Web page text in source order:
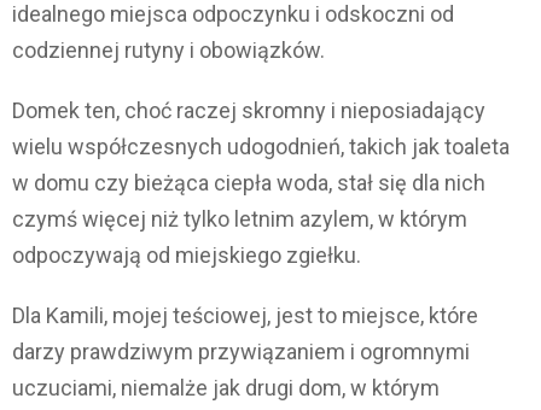
idealnego miejsca odpoczynku i odskoczni od
codziennej rutyny i obowiązków.
Domek ten, choć raczej skromny i nieposiadający
wielu współczesnych udogodnień, takich jak toaleta
w domu czy bieżąca ciepła woda, stał się dla nich
czymś więcej niż tylko letnim azylem, w którym
odpoczywają od miejskiego zgiełku.
Dla Kamili, mojej teściowej, jest to miejsce, które
darzy prawdziwym przywiązaniem i ogromnymi
uczuciami, niemalże jak drugi dom, w którym